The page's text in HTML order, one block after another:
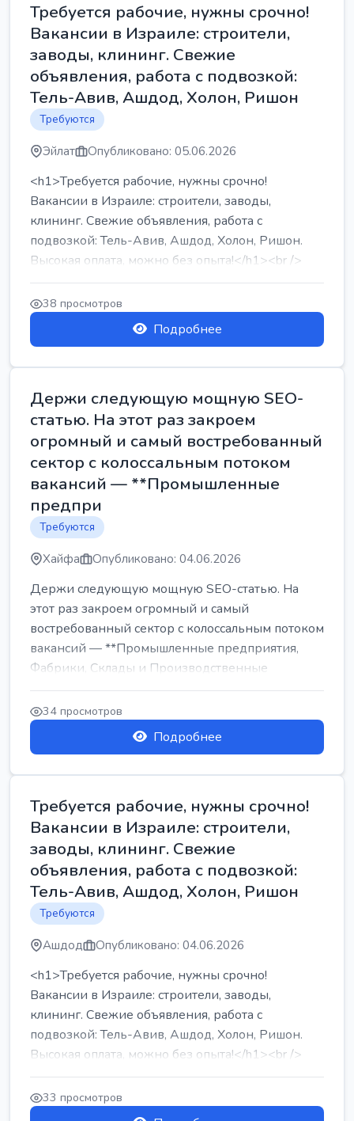
Требуется рабочие, нужны срочно!
Вакансии в Израиле: строители,
заводы, клининг. Свежие
объявления, работа с подвозкой:
Тель-Авив, Ашдод, Холон, Ришон
Требуются
Эйлат Опубликовано: 05.06.2026
<h1>Требуется рабочие, нужны срочно!
Вакансии в Израиле: строители, заводы,
клининг. Свежие объявления, работа с
подвозкой: Тель-Авив, Ашдод, Холон, Ришон.
Высокая оплата, можно без опыта!</h1><br />
...
38 просмотров
Подробнее
Держи следующую мощную SEO-
статью. На этот раз закроем
огромный и самый востребованный
сектор с колоссальным потоком
вакансий — **Промышленные
предпри
Требуются
Хайфа Опубликовано: 04.06.2026
Держи следующую мощную SEO-статью. На
этот раз закроем огромный и самый
востребованный сектор с колоссальным потоком
вакансий — **Промышленные предприятия,
Фабрики, Склады и Производственные
заводы** ...
34 просмотров
Подробнее
Требуется рабочие, нужны срочно!
Вакансии в Израиле: строители,
заводы, клининг. Свежие
объявления, работа с подвозкой:
Тель-Авив, Ашдод, Холон, Ришон
Требуются
Ашдод Опубликовано: 04.06.2026
<h1>Требуется рабочие, нужны срочно!
Вакансии в Израиле: строители, заводы,
клининг. Свежие объявления, работа с
подвозкой: Тель-Авив, Ашдод, Холон, Ришон.
Высокая оплата, можно без опыта!</h1><br />
...
33 просмотров